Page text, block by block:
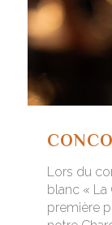
Lors du
blanc « La
première